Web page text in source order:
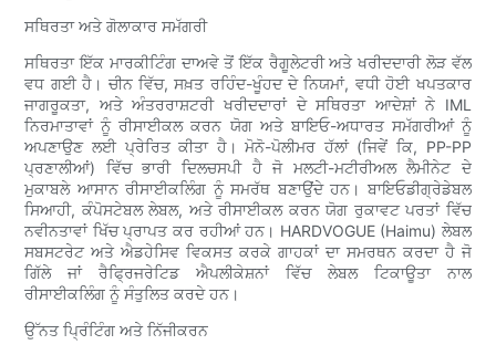
ਸਥਿਰਤਾ ਅਤੇ ਗੋਲਾਕਾਰ ਸਮੱਗਰੀ
ਸਥਿਰਤਾ ਇੱਕ ਮਾਰਕੀਟਿੰਗ ਦਾਅਵੇ ਤੋਂ ਇੱਕ ਰੈਗੂਲੇਟਰੀ ਅਤੇ ਖਰੀਦਦਾਰੀ ਲੋੜ ਵੱਲ
ਵਧ ਗਈ ਹੈ। ਚੀਨ ਵਿੱਚ, ਸਖ਼ਤ ਰਹਿੰਦ-ਖੂੰਹਦ ਦੇ ਨਿਯਮਾਂ, ਵਧੀ ਹੋਈ ਖਪਤਕਾਰ
ਜਾਗਰੂਕਤਾ, ਅਤੇ ਅੰਤਰਰਾਸ਼ਟਰੀ ਖਰੀਦਦਾਰਾਂ ਦੇ ਸਥਿਰਤਾ ਆਦੇਸ਼ਾਂ ਨੇ IML
ਨਿਰਮਾਤਾਵਾਂ ਨੂੰ ਰੀਸਾਈਕਲ ਕਰਨ ਯੋਗ ਅਤੇ ਬਾਇਓ-ਅਧਾਰਤ ਸਮੱਗਰੀਆਂ ਨੂੰ
ਅਪਣਾਉਣ ਲਈ ਪ੍ਰੇਰਿਤ ਕੀਤਾ ਹੈ। ਮੋਨੋ-ਪੋਲੀਮਰ ਹੱਲਾਂ (ਜਿਵੇਂ ਕਿ, PP-PP
ਪ੍ਰਣਾਲੀਆਂ) ਵਿੱਚ ਭਾਰੀ ਦਿਲਚਸਪੀ ਹੈ ਜੋ ਮਲਟੀ-ਮਟੀਰੀਅਲ ਲੈਮੀਨੇਟ ਦੇ
ਮੁਕਾਬਲੇ ਆਸਾਨ ਰੀਸਾਈਕਲਿੰਗ ਨੂੰ ਸਮਰੱਥ ਬਣਾਉਂਦੇ ਹਨ। ਬਾਇਓਡੀਗ੍ਰੇਡੇਬਲ
ਸਿਆਹੀ, ਕੰਪੋਸਟੇਬਲ ਲੇਬਲ, ਅਤੇ ਰੀਸਾਈਕਲ ਕਰਨ ਯੋਗ ਰੁਕਾਵਟ ਪਰਤਾਂ ਵਿੱਚ
ਨਵੀਨਤਾਵਾਂ ਖਿੱਚ ਪ੍ਰਾਪਤ ਕਰ ਰਹੀਆਂ ਹਨ। HARDVOGUE (Haimu) ਲੇਬਲ
ਸਬਸਟਰੇਟ ਅਤੇ ਐਡਹੇਸਿਵ ਵਿਕਸਤ ਕਰਕੇ ਗਾਹਕਾਂ ਦਾ ਸਮਰਥਨ ਕਰਦਾ ਹੈ ਜੋ
ਗਿੱਲੇ ਜਾਂ ਰੈਫ੍ਰਿਜਰੇਟਿਡ ਐਪਲੀਕੇਸ਼ਨਾਂ ਵਿੱਚ ਲੇਬਲ ਟਿਕਾਊਤਾ ਨਾਲ
ਰੀਸਾਈਕਲਿੰਗ ਨੂੰ ਸੰਤੁਲਿਤ ਕਰਦੇ ਹਨ।
ਉੱਨਤ ਪ੍ਰਿੰਟਿੰਗ ਅਤੇ ਨਿੱਜੀਕਰਨ